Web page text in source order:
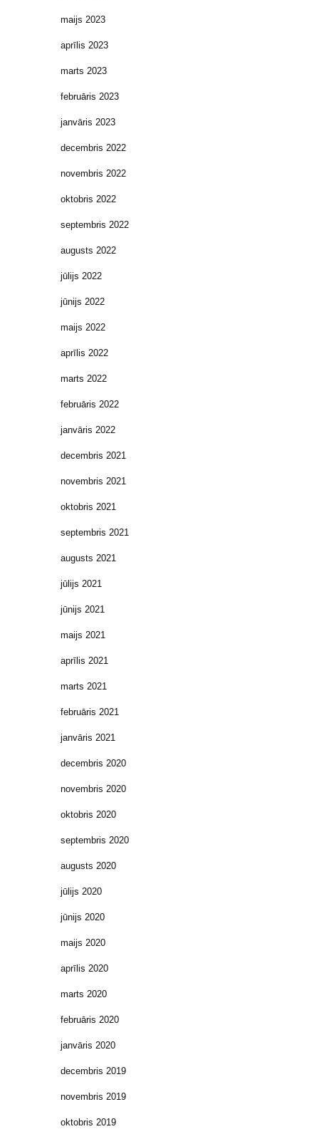
maijs 2023
aprīlis 2023
marts 2023
februāris 2023
janvāris 2023
decembris 2022
novembris 2022
oktobris 2022
septembris 2022
augusts 2022
jūlijs 2022
jūnijs 2022
maijs 2022
aprīlis 2022
marts 2022
februāris 2022
janvāris 2022
decembris 2021
novembris 2021
oktobris 2021
septembris 2021
augusts 2021
jūlijs 2021
jūnijs 2021
maijs 2021
aprīlis 2021
marts 2021
februāris 2021
janvāris 2021
decembris 2020
novembris 2020
oktobris 2020
septembris 2020
augusts 2020
jūlijs 2020
jūnijs 2020
maijs 2020
aprīlis 2020
marts 2020
februāris 2020
janvāris 2020
decembris 2019
novembris 2019
oktobris 2019